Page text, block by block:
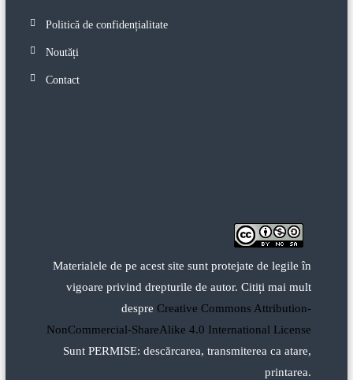
Politică de confidențialitate
Noutăți
Contact
Materialele de pe acest site sunt protejate de legile în
vigoare privind drepturile de autor. Citiți mai mult
despreCreative Commons Attribution-
NonCommercial-ShareAlike 4.0 International License
Sunt PERMISE: descărcarea, transmiterea ca atare,
printarea.